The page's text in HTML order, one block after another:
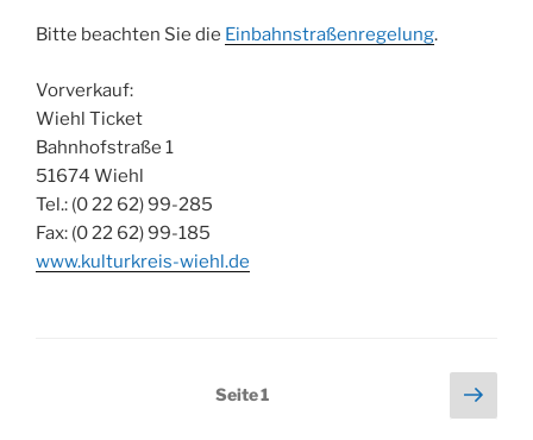
Bitte beachten Sie die Einbahnstraßenregelung.
Vorverkauf:
Wiehl Ticket
Bahnhofstraße 1
51674 Wiehl
Tel.: (0 22 62) 99-285
Fax: (0 22 62) 99-185
www.kulturkreis-wiehl.de
Seitennummerierung
Seite1